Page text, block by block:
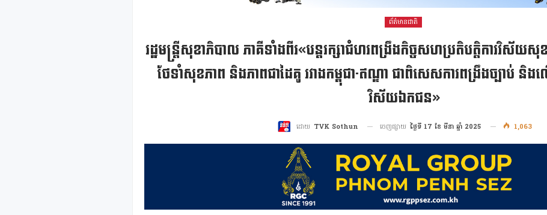
ព័ត៌មានជាតិ
រដ្ឋមន្ត្រីសុខាភិបាល ភាគីទាំងពីរ«បន្តរក្សាជំហរពង្រឹងកិច្ចសហប្រតិបត្តិការវិស័យសុ
ថែទាំសុខភាព និងភាពជាដៃគូ រវាងកម្ពុជា-ឥណ្ឌា ជាពិសេសការពង្រឹងច្បាប់
វិស័យឯកជន»
ដោយ TVK Sothun ចេញផ្សាយ ថ្ងៃទី 17 ខែ មីនា ឆ្នាំ 2025 1,063